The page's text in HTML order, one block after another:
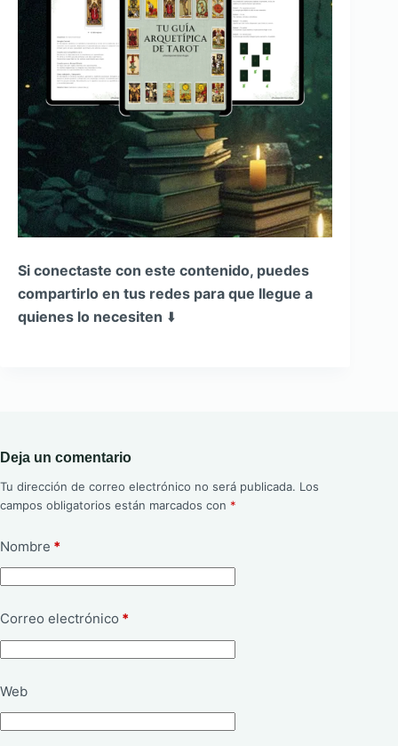
Si conectaste con este contenido, puedes
compartirlo en tus redes para que llegue a
quienes lo necesiten ⬇️
Deja un comentario
Tu dirección de correo electrónico no será publicada. Los
campos obligatorios están marcados con *
Nombre *
Correo electrónico *
Web